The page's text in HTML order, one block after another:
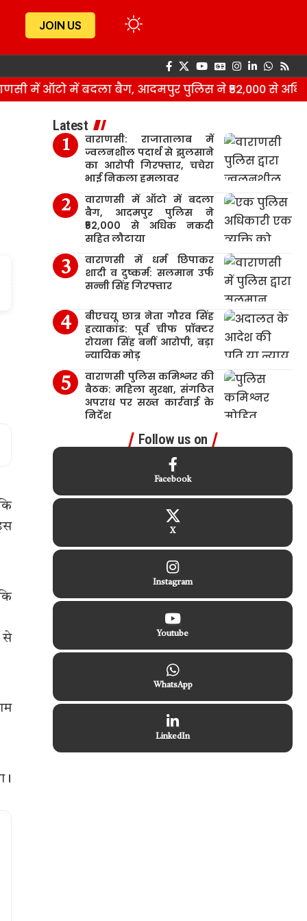
JOIN US
में ऑटो में बदला बैग, आदमपुर पुलिस ने ₹52,000 से अधिक
से
Latest
वाराणसी: राजातालाब में
ज्वलनशील पदार्थ से झुलसाने
का आरोपी गिरफ्तार, चचेरा
भाई निकला हमलावर
वाराणसी में ऑटो में बदला
बैग, आदमपुर पुलिस ने
₹52,000 से अधिक नकदी
सहित लौटाया
वाराणसी में धर्म छिपाकर
शादी व दुष्कर्म: सलमान उर्फ
सन्नी सिंह गिरफ्तार
बीएचयू छात्र नेता गौरव सिंह
हत्याकांड: पूर्व चीफ प्रॉक्टर
रोयना सिंह बनीं आरोपी, बड़ा
न्यायिक मोड़
वाराणसी पुलिस कमिश्नर की
बैठक: महिला सुरक्षा, संगठित
अपराध पर सख्त कार्रवाई के
निर्देश
Follow us on
Facebook
X
Instagram
Youtube
WhatsApp
LinkedIn